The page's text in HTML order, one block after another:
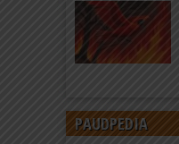
PAUDPEDIA